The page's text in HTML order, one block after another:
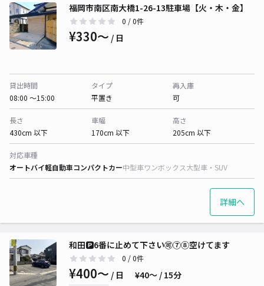
福岡市南区南大橋1-26-13駐車場【火・木・金】
0 / 0件
¥330〜 / 日
貸出時間
08:00 〜15:00
タイプ
平置き
再入庫
可
長さ
430cm 以下
車幅
170cm 以下
高さ
205cm 以下
対応車種
オートバイ軽自動車コンパクトカー中型車ワンボックス大型車・SUV
詳細へ
和田🅿️6番に止めて下さい🉑⑦⑧空けてます
0 / 0件
¥400〜 / 日 ¥40〜 / 15分